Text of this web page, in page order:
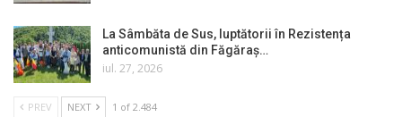
La Sâmbăta de Sus, luptătorii în Rezistența
anticomunistă din Făgăraș…
iul. 27, 2026
PREV NEXT 1 of 2.484